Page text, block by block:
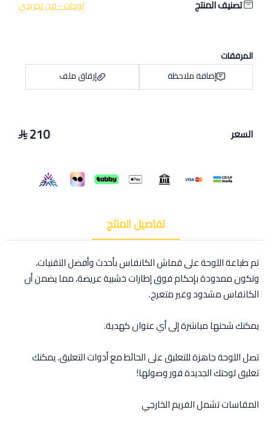
تصنيف المنتج لوحات - فن تجريدي
المرفقات
إضافة ملاحظة
إرفاق ملف
السعر 210
تفاصيل المنتج
تم طباعة اللوحة على قماش الكانفاس بأحدث وأفضل التقنيات،
وتكون ممدودة بإحكام فوق إطارات خشبية عريضة، مما يضمن أن
الكانفاس مشدود وغير متعرج.
يمكنك شحنها مباشرة إلى أي عنوان كهدية.
تصل اللوحة جاهزة للتعليق على الحائط مع أدوات التعليق. يمكنك
تعليق لوحتك الجديدة فور وصولها!
المقاسات تشمل الفريم الخارجي